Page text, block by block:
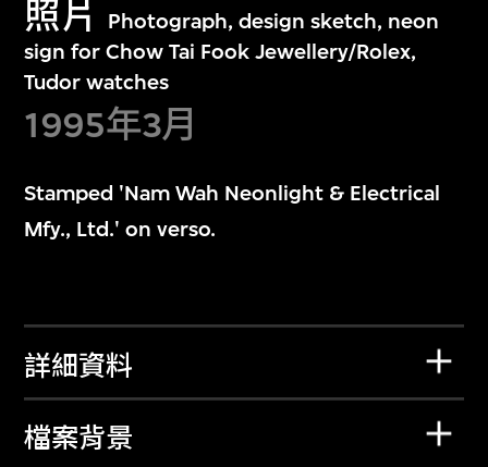
照片
Photograph, design sketch, neon
sign for Chow Tai Fook Jewellery/Rolex,
Tudor watches
1995年3月
Stamped 'Nam Wah Neonlight & Electrical
Mfy., Ltd.' on verso.
詳細資料
檔案背景